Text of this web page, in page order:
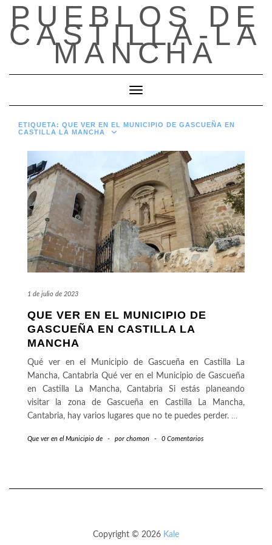
Saltar
contenido
PUEBLOS DE
CASTILLA-LA
MANCHA
Cambiar modo de navegación
ETIQUETA: QUE VER EN EL MUNICIPIO DE GASCUEÑA EN
CASTILLA LA MANCHA
1 de julio de 2023
QUE VER EN EL MUNICIPIO DE
GASCUEÑA EN CASTILLA LA
MANCHA
Qué ver en el Municipio de Gascueña en Castilla La
Mancha, Cantabria Qué ver en el Municipio de Gascueña
en Castilla La Mancha, Cantabria Si estás planeando
visitar la zona de Gascueña en Castilla La Mancha,
Cantabria, hay varios lugares que no te puedes perder. …
Que ver en el Municipio de - por chomon - 0 Comentarios
Copyright © 2026 Kale